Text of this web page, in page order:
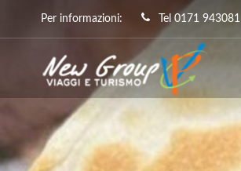
Per informazioni: Tel 0171 943081